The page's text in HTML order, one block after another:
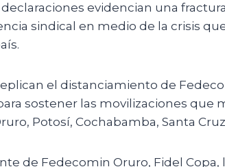
declaraciones evidencian una
sindical en medio de la crisis
el distanciamiento de
sostener las movilizaciones que
Potosí, Cochabamba, Santa
de Fedecomin Oruro, Fidel Copa,